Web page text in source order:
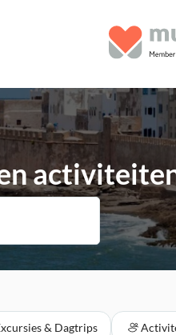
& Dagtrips